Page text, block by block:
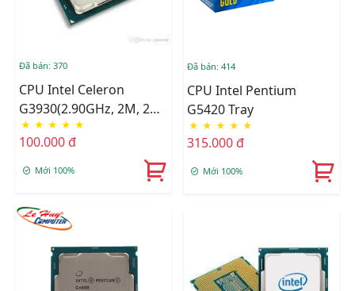
Đã bán: 370
CPU Intel Celeron
G3930(2.90GHz, 2M, 2
Cores 2 Threads) TRAY
★ ★ ★ ★ ★
100.000 đ
Mới 100%
Đã bán: 414
CPU Intel Pentium
G5420 Tray
★ ★ ★ ★ ★
315.000 đ
Mới 100%